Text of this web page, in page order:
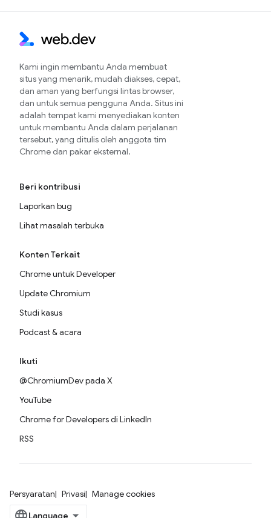
Kami ingin membantu Anda membuat
situs yang menarik, mudah diakses, cepat,
dan aman yang berfungsi lintas browser,
dan untuk semua pengguna Anda. Situs ini
adalah tempat kami menyediakan konten
untuk membantu Anda dalam perjalanan
tersebut, yang ditulis oleh anggota tim
Chrome dan pakar eksternal.
Beri kontribusi
Laporkan bug
Lihat masalah terbuka
Konten Terkait
Chrome untuk Developer
Update Chromium
Studi kasus
Podcast & acara
Ikuti
@ChromiumDev pada X
YouTube
Chrome for Developers di LinkedIn
RSS
Persyaratan Privasi Manage cookies